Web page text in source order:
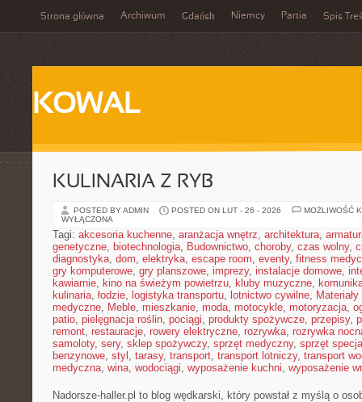
Strona główna Archiwum Gdańsk Niemcy Partia Spis
KOWAL
KULINARIA Z RYB
POSTED BY ADMIN POSTED ON LUT - 26 - 2026
MOŻLIWOŚĆ
WYŁĄCZONA
Tagi: akcesoria kuchenne, aranżacja wnętrz, architektura,
genetyczne, biotechnologia, Budownictwo, choroby, czas wolny,
diagnostyka, dom, elektryka, escape room, eventy, fitness
gry komputerowe, gry planszowe, imprezy, instalacje domowe,
kawiarnie, kino na świeżym powietrzu, kluby muzyczne,
kulinaria, łodzie, logistyka transportu, lotnictwo cywilne,
medyczne, Meble, mieszkanie, moda, motocykle, motoryzacja,
patio, pielęgnacja roślin, pociągi, produkty spożywcze, przepisy,
remont, restauracje, rowery elektryczne, rozrywka, rozrywka
samoloty, sery, sklep spożywczy, sprzęt medyczny, sprzęt
benzynowe, styl , tarasy, transport, transport lotniczy, transport
medyczna, wina, wodociągi, wyposażenie kuchni, wyposażenie
Nadorsze-haller.pl to blog wędkarski, który powstał z myślą o